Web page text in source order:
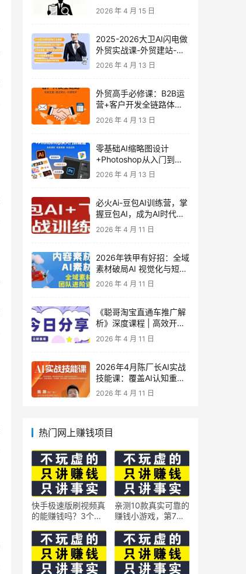
战课
2026 年 4 月 15 日
2025-2026大卫AI闪电做
外贸实战课-外贸建站-开
发客户-内容营销-从0到3
2026 年 4 月 13 日
外贸高手必修课：B2B运
营+客户开发全链路体系
课 | 从0到1成为外贸精英
2026 年 4 月 13 日
零基础AI缩略图设计
+Photoshop从入门到精
通 全套教程（含形象照拍
2026 年 4 月 13 日
必火Ai-豆包AI训练营，掌
握豆包AI，成为AI时代的
全能型人才
2026 年 4 月 11 日
2026年铁甲有好招：全域
素材破局AI 视觉化与短剧
营销实战指南——高效增
策略
2026 年 4 月 11 日
《聪哥淘宝直通车推广解
析》深度课程 | 高效开
车、极速投产系统实操课
2026 年 4 月 11 日
2026年4月陈厂长AI实战
技能课：覆盖AI认知重
构、智能体与大模型解
2026 年 4 月 11 日
热门网上赚钱项目
快手极速版刷视频真
的能赚钱吗？3个隐
亲测10款真实可靠的
赚钱小游戏，第7款